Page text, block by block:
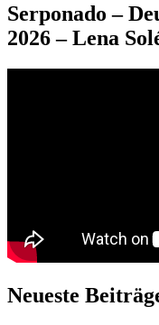
Serponado –
2026 – Lena
Neueste